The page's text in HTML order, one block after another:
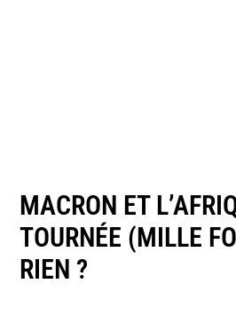
MACRON ET
TOURNÉE (MILLE
RIEN ?